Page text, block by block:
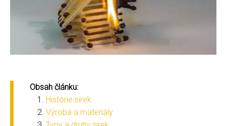
Obsah článku:
Historie sirek
Výroba a materiály